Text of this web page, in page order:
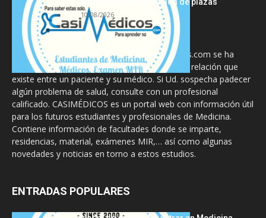
10/08/2026
La información proporcionada en CasiMedicos.com se ha
diseñado para complementar, no substituir, la relación que
existe entre un paciente y su médico. Si Ud. sospecha padecer
algún problema de salud, consulte con un profesional
calificado. CASIMÉDICOS es un portal web con información útil
para los futuros estudiantes y profesionales de Medicina.
Contiene información de facultades donde se imparte,
residencias, material, exámenes MIR,… así como algunas
novedades y noticias en torno a estos estudios.
ENTRADAS POPULARES